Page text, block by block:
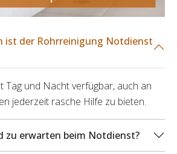
ist der Rohrreinigung Notdienst
Tag und Nacht verfügbar, auch an
jederzeit rasche Hilfe zu bieten.
zu erwarten beim Notdienst?